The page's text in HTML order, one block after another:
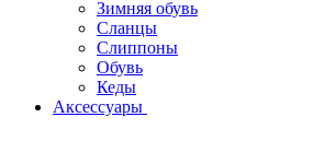
Зимняя обувь
Сланцы
Слиппоны
Обувь
Кеды
Аксессуары